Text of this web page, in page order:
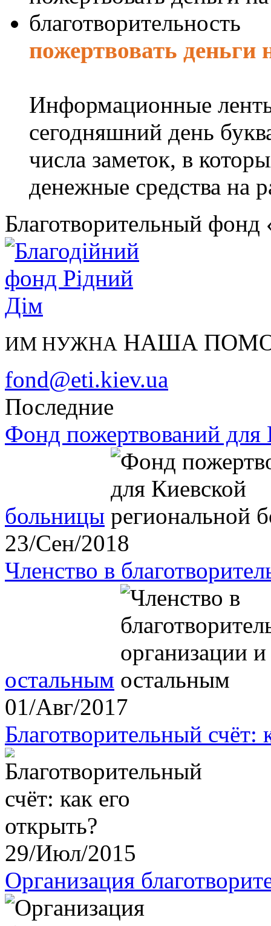
пожертвовать деньги
Информационные
сегодняшний день
числа заметок, в
денежные средства на
Благотворительный
ИМ НУЖНА НАША
fond@eti.kiev.ua
Последние
Фонд пожертвований для
больницы
23/Сен/2018
Членство в
остальным
01/Авг/2017
Благотворительный счёт:
29/Июл/2015
Организация